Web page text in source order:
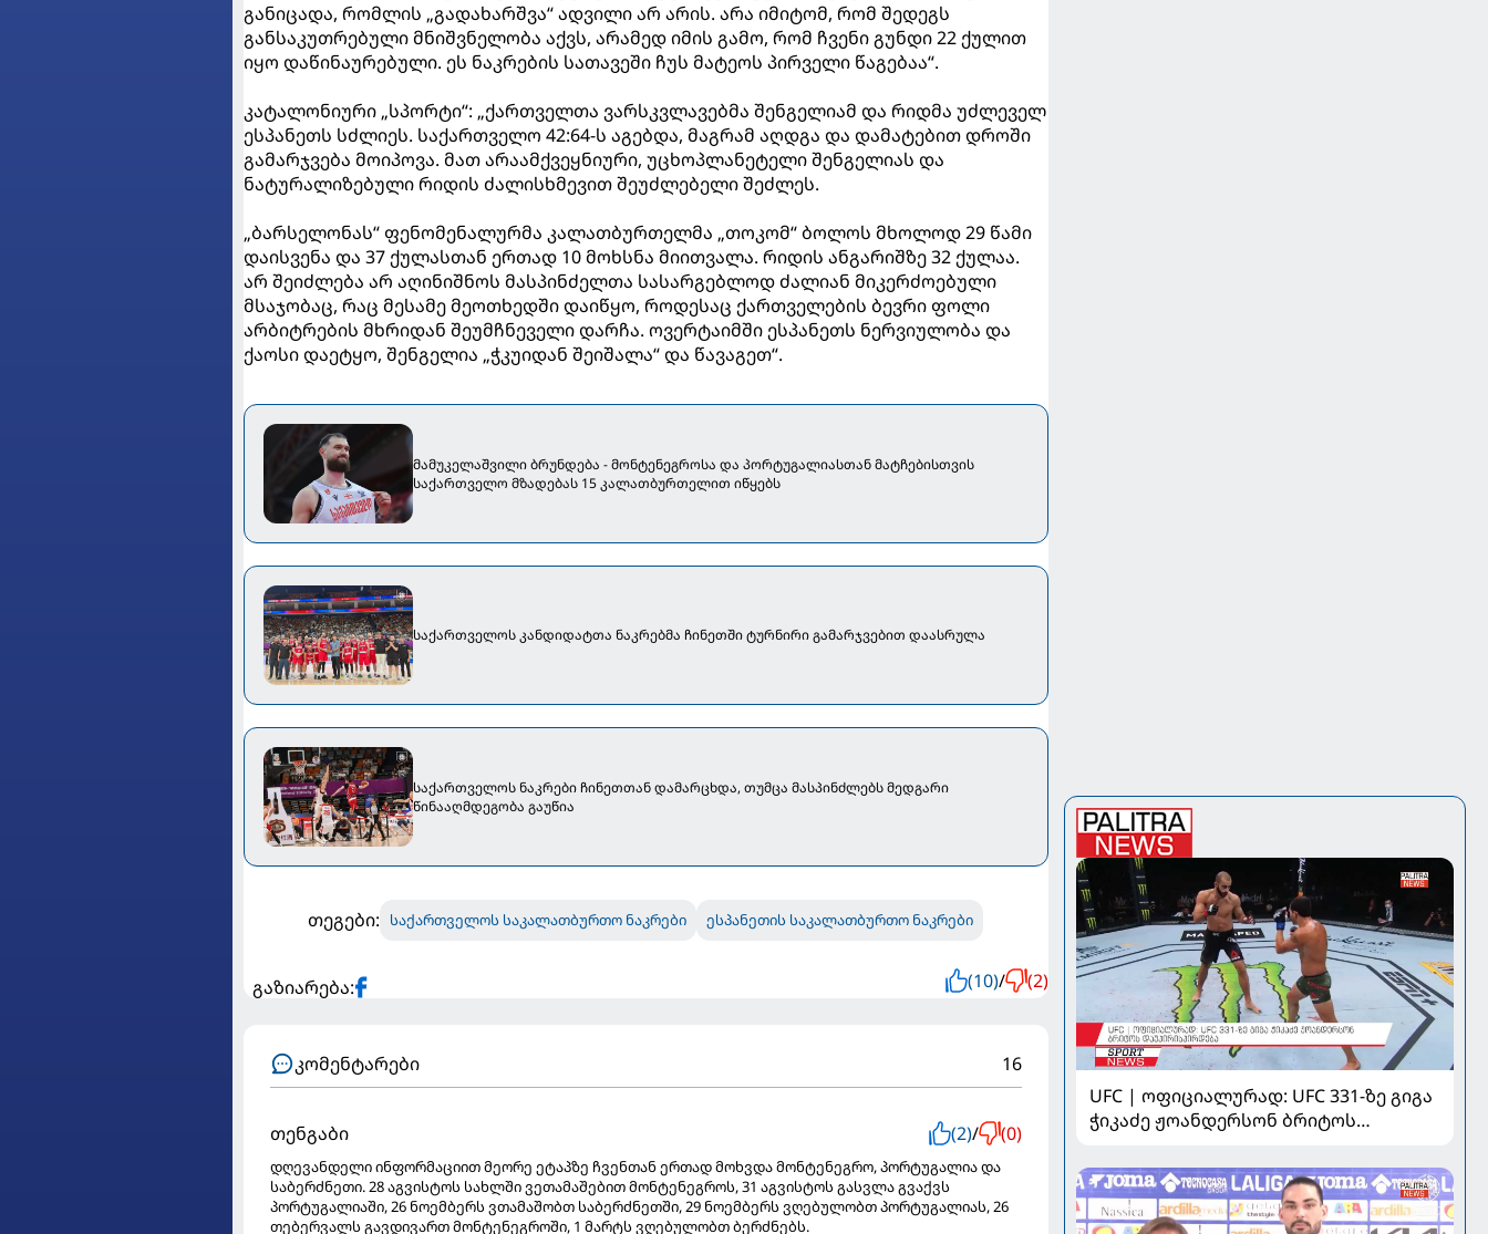
განიცადა, რომლის „გადახარშვა“ ადვილი არ არის. არა იმიტომ, რომ შედეგს
განსაკუთრებული მნიშვნელობა აქვს, არამედ იმის გამო, რომ ჩვენი გუნდი 22 ქულით
იყო დაწინაურებული. ეს ნაკრების სათავეში ჩუს მატეოს პირველი წაგებაა“.
კატალონიური „სპორტი“: „ქართველთა ვარსკვლავებმა შენგელიამ და რიდმა უძლეველ
ესპანეთს სძლიეს. საქართველო 42:64-ს აგებდა, მაგრამ აღდგა და დამატებით დროში
გამარჯვება მოიპოვა. მათ არაამქვეყნიური, უცხოპლანეტელი შენგელიას და
ნატურალიზებული რიდის ძალისხმევით შეუძლებელი შეძლეს.
„ბარსელონას“ ფენომენალურმა კალათბურთელმა „თოკომ“ ბოლოს მხოლოდ 29 წამი
დაისვენა და 37 ქულასთან ერთად 10 მოხსნა მიითვალა. რიდის ანგარიშზე 32 ქულაა.
არ შეიძლება არ აღინიშნოს მასპინძელთა სასარგებლოდ ძალიან მიკერძოებული
მსაჯობაც, რაც მესამე მეოთხედში დაიწყო, როდესაც ქართველების ბევრი ფოლი
არბიტრების მხრიდან შეუმჩნეველი დარჩა. ოვერტაიმში ესპანეთს ნერვიულობა და
ქაოსი დაეტყო, შენგელია „ჭკუიდან შეიშალა“ და წავაგეთ“.
მამუკელაშვილი ბრუნდება - მონტენეგროსა და პორტუგალიასთან მატჩებისთვის
საქართველო მზადებას 15 კალათბურთელით იწყებს
საქართველოს კანდიდატთა ნაკრებმა ჩინეთში ტურნირი გამარჯვებით დაასრულა
საქართველოს ნაკრები ჩინეთთან დამარცხდა, თუმცა მასპინძლებს მედგარი
წინააღმდეგობა გაუწია
თეგები: საქართველოს საკალათბურთო ნაკრები ესპანეთის საკალათბურთო ნაკრები
გაზიარება: (10)/ (2)
კომენტარები 16
თენგაბი (2)/ (0)
დღევანდელი ინფორმაციით მეორე ეტაპზე ჩვენთან ერთად მოხვდა მონტენეგრო, პორტუგალია და
საბერძნეთი. 28 აგვისტოს სახლში ვეთამაშებით მონტენეგროს, 31 აგვისტოს გასვლა გვაქვს
პორტუგალიაში, 26 ნოემბერს ვთამაშობთ საბერძნეთში, 29 ნოემბერს ვღებულობთ პორტუგალიას, 26
თებერვალს გავდივართ მონტენეგროში, 1 მარტს ვღებულობთ ბერძნებს.
UFC | ოფიციალურად: UFC 331-ზე გიგა
ჭიკაძე ჟოანდერსონ ბრიტოს